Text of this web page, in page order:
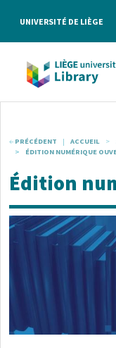
UNIVERSITÉ DE LIÈGE
PRÉCÉDENT ACCUEIL
ÉDITION NUMÉRIQUE
Édition